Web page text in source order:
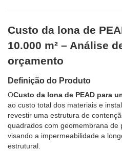
Custo da lona de
10.000 m² – Análise
orçamento
Definição do Produto
OCusto da lona de PEAD para
ao custo total dos materiais e
revestir uma estrutura de
quadrados com geomembrana de
visando a impermeabilidade a
estrutural.